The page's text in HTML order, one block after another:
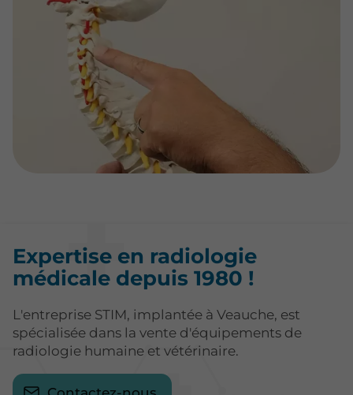
Expertise en radiologie
médicale depuis 1980 !
L'entreprise STIM, implantée à Veauche, est
spécialisée dans la vente d'équipements de
radiologie humaine et vétérinaire.